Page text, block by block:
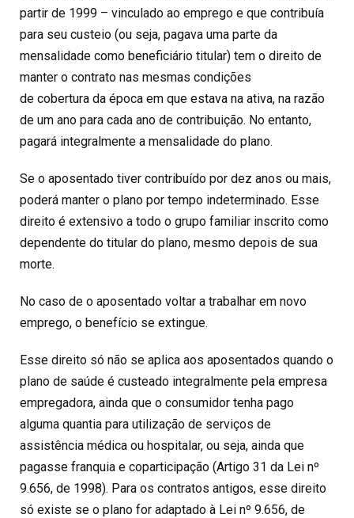
partir de 1999 – vinculado ao emprego e que contribuía
para seu custeio (ou seja, pagava uma parte da
mensalidade como beneficiário titular) tem o direito de
manter o contrato nas mesmas condições
de cobertura da época em que estava na ativa, na razão
de um ano para cada ano de contribuição. No entanto,
pagará integralmente a mensalidade do plano.
Se o aposentado tiver contribuído por dez anos ou mais,
poderá manter o plano por tempo indeterminado. Esse
direito é extensivo a todo o grupo familiar inscrito como
dependente do titular do plano, mesmo depois de sua
morte.
No caso de o aposentado voltar a trabalhar em novo
emprego, o benefício se extingue.
Esse direito só não se aplica aos aposentados quando o
plano de saúde é custeado integralmente pela empresa
empregadora, ainda que o consumidor tenha pago
alguma quantia para utilização de serviços de
assistência médica ou hospitalar, ou seja, ainda que
pagasse franquia e coparticipação (Artigo 31 da Lei nº
9.656, de 1998). Para os contratos antigos, esse direito
só existe se o plano for adaptado à Lei nº 9.656, de